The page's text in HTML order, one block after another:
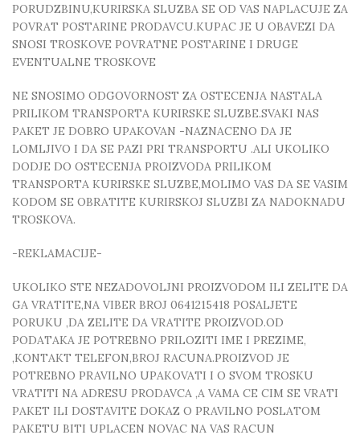
PORUDZBINU,KURIRSKA SLUZBA SE OD VAS NAPLACUJE ZA
POVRAT POSTARINE PRODAVCU.KUPAC JE U OBAVEZI DA
SNOSI TROSKOVE POVRATNE POSTARINE I DRUGE
EVENTUALNE TROSKOVE
NE SNOSIMO ODGOVORNOST ZA OSTECENJA NASTALA
PRILIKOM TRANSPORTA KURIRSKE SLUZBE.SVAKI NAS
PAKET JE DOBRO UPAKOVAN -NAZNACENO DA JE
LOMLJIVO I DA SE PAZI PRI TRANSPORTU .ALI UKOLIKO
DODJE DO OSTECENJA PROIZVODA PRILIKOM
TRANSPORTA KURIRSKE SLUZBE,MOLIMO VAS DA SE VASIM
KODOM SE OBRATITE KURIRSKOJ SLUZBI ZA NADOKNADU
TROSKOVA.
-REKLAMACIJE-
UKOLIKO STE NEZADOVOLJNI PROIZVODOM ILI ZELITE DA
GA VRATITE,NA VIBER BROJ 0641215418 POSALJETE
PORUKU ,DA ZELITE DA VRATITE PROIZVOD.OD
PODATAKA JE POTREBNO PRILOZITI IME I PREZIME,
,KONTAKT TELEFON,BROJ RACUNA.PROIZVOD JE
POTREBNO PRAVILNO UPAKOVATI I O SVOM TROSKU
VRATITI NA ADRESU PRODAVCA ,A VAMA CE CIM SE VRATI
PAKET ILI DOSTAVITE DOKAZ O PRAVILNO POSLATOM
PAKETU BITI UPLACEN NOVAC NA VAS RACUN